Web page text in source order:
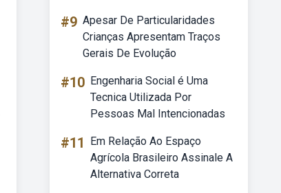
#9 Apesar De Particularidades
Crianças Apresentam Traços
Gerais De Evolução
#10 Engenharia Social é Uma
Tecnica Utilizada Por
Pessoas Mal Intencionadas
#11
Em Relação Ao Espaço
Agrícola Brasileiro Assinale A
Alternativa Correta